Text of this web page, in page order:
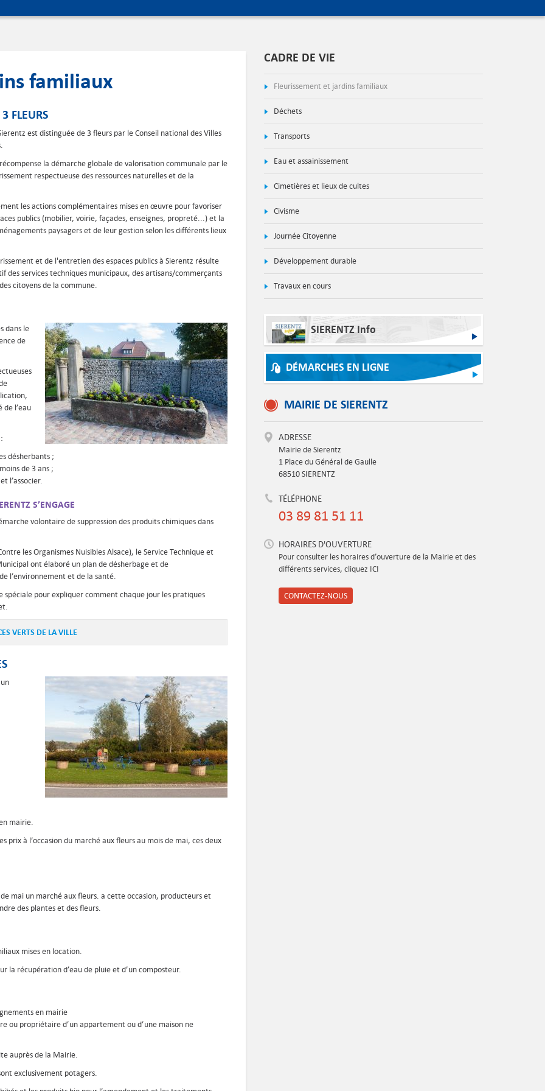
familiaux
FLEURS
est distinguée de 3 fleurs par le Conseil national des Villes
la démarche globale de valorisation communale par le
respectueuse des ressources naturelles et de la
les actions complémentaires mises en œuvre pour favoriser
publics (mobilier, voirie, façades, enseignes, propreté...) et la
paysagers et de leur gestion selon les différents lieux
et de l'entretien des espaces publics à Sierentz résulte
des services techniques municipaux, des artisans/commerçants
citoyens de la commune.
dans le
de
l’eau
désherbants ;
de 3 ans ;
l’associer.
S’ENGAGE
volontaire de suppression des produits chimiques dans
les Organismes Nuisibles Alsace), le Service Technique et
ont élaboré un plan de désherbage et de
l’environnement et de la santé.
pour expliquer comment chaque jour les pratiques
VERTS DE LA VILLE
mairie.
prix à l’occasion du marché aux fleurs au mois de mai, ces deux
mai un marché aux fleurs. a cette occasion, producteurs et
des plantes et des fleurs.
mises en location.
la récupération d’eau de pluie et d’un composteur.
en mairie
ou propriétaire d’un appartement ou d’une maison ne
auprès de la Mairie.
exclusivement potagers.
CADRE DE VIE
Fleurissement et jardins familiaux
Déchets
Transports
Eau et assainissement
Cimetières et lieux de cultes
Civisme
Journée Citoyenne
Développement durable
Travaux en cours
SIERENTZ Info
DÉMARCHES EN LIGNE
MAIRIE DE SIERENTZ
ADRESSE
Mairie de Sierentz
1 Place du Général de Gaulle
68510 SIERENTZ
TÉLÉPHONE
03 89 81 51 11
HORAIRES D'OUVERTURE
Pour consulter les horaires d’ouverture de la Mairie et des
différents services, cliquez ICI
CONTACTEZ-NOUS